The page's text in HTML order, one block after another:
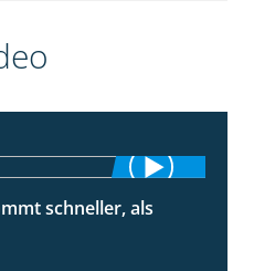
2:39
schneller, als